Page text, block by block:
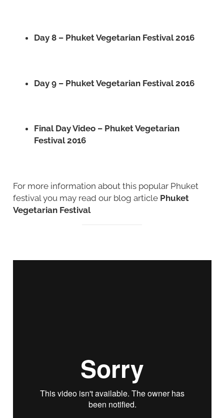
Day 8 – Phuket Vegetarian Festival 2016
Day 9 – Phuket Vegetarian Festival 2016
Final Day Video – Phuket Vegetarian
Festival 2016
For more information about this popular Phuket
festival you may read our blog article Phuket
Vegetarian Festival